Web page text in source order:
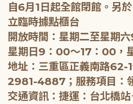
自6月1日起全館閉館。另
立臨時據點櫃台
開放時間：星期二至星期
星期日9：00～17：00，
地址：三重區正義南路62-
2981-4887；服務項目：
交通資訊：捷運：台北橋